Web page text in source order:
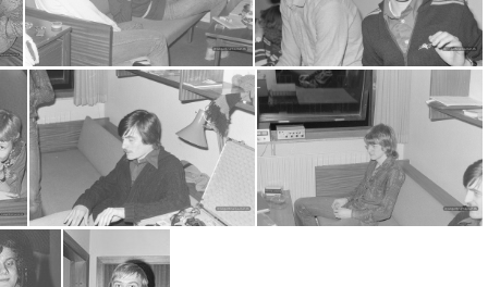
2016-07-13-0018 2016-07-13-0021 2016-07-13-0023